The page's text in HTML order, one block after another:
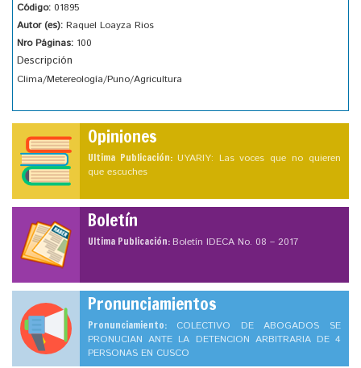
Código: 01895
Autor (es): Raquel Loayza Rios
Nro Páginas: 100
Descripción
Clima/Metereología/Puno/Agricultura
Opiniones
Ultima Publicación: UYARIY: Las voces que no quieren
que escuches
Boletín
Ultima Publicación:Boletín IDECA No. 08 – 2017
Pronunciamientos
Pronunciamiento: COLECTIVO DE ABOGADOS SE
PRONUCIAN ANTE LA DETENCION ARBITRARIA DE 4
PERSONAS EN CUSCO